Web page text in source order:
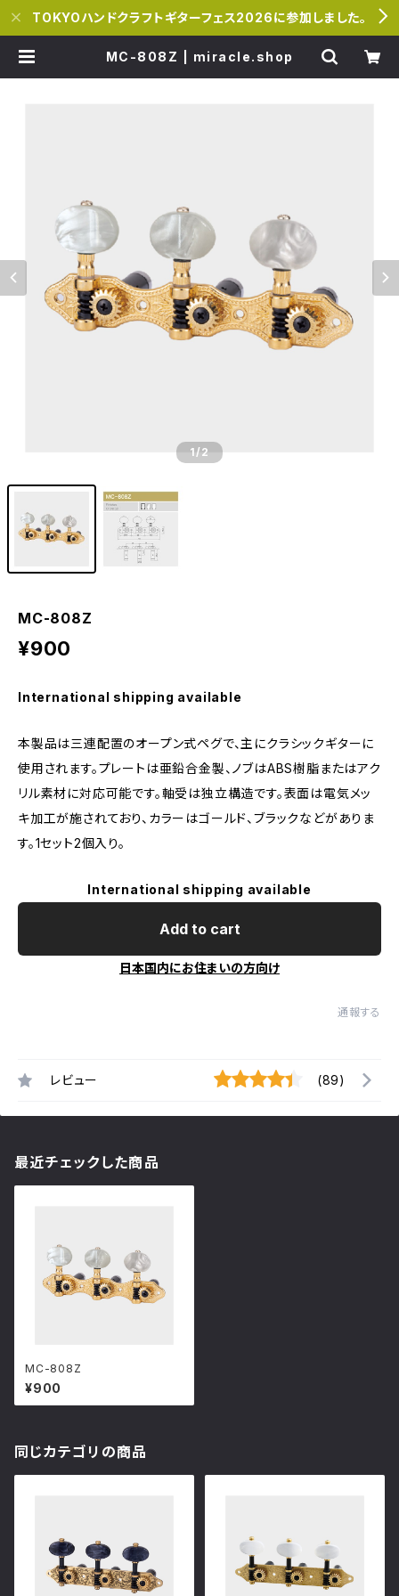
TOKYOハンドクラフトギターフェス2026に参加しました。
MC-808Z | miracle.shop
1/2
MC-808Z
¥900
International shipping available
本製品は三連配置のオープン式ペグで、主にクラシックギターに
使用されます。プレートは亜鉛合金製、ノブはABS樹脂またはアク
リル素材に対応可能です。軸受は独立構造です。表面は電気メッ
キ加工が施されており、カラーはゴールド、ブラックなどがありま
す。1セット2個入り。
International shipping available
Add to cart
日本国内にお住まいの方向け
通報する
レビュー (89)
最近チェックした商品
MC-808Z
¥900
同じカテゴリの商品